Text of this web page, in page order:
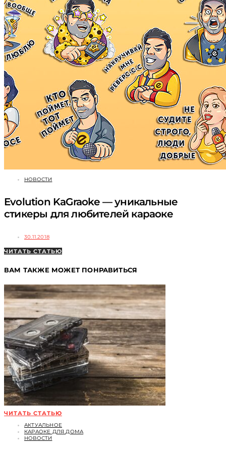
НОВОСТИ
Evolution KaGraoke — уникальные
стикеры для любителей караоке
30.11.2018
ЧИТАТЬ СТАТЬЮ
ВАМ ТАКЖЕ МОЖЕТ ПОНРАВИТЬСЯ
ЧИТАТЬ СТАТЬЮ
АКТУАЛЬНОЕ
КАРАОКЕ ДЛЯ ДОМА
НОВОСТИ